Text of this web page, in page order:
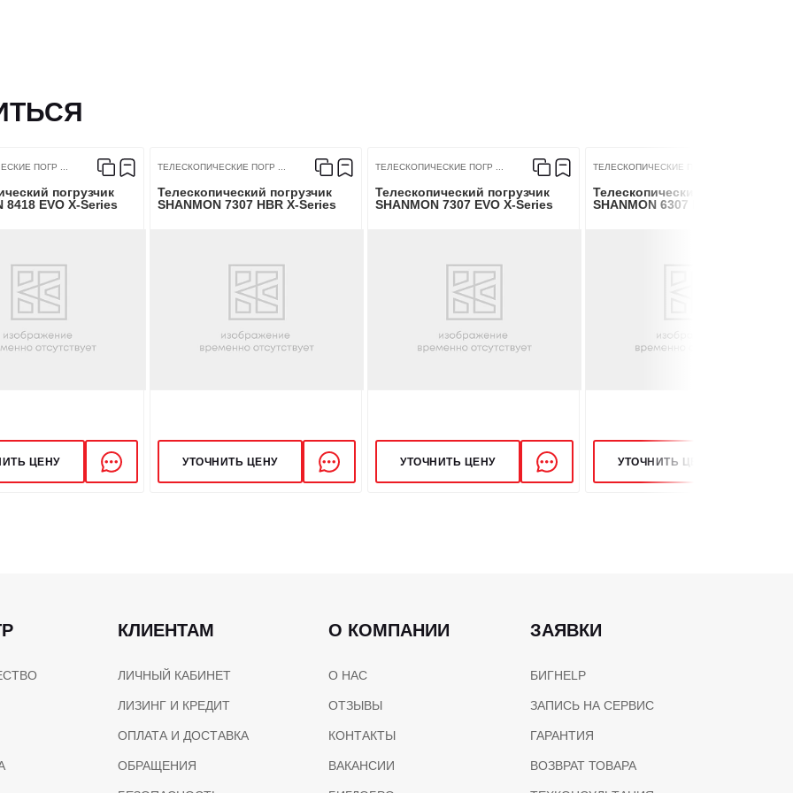
Евро-2
Жидкостное
Быстросъёмное устройство есть
Тип насоса
ПОГР ...
погрузчик
8418 EVO X-Series
ЦЕНУ
ТЕЛЕСКОПИЧЕСКИЕ ПОГР ...
Телескопический погрузчик
SHANMON 7307 HBR X-Series
УТОЧНИТЬ ЦЕНУ
ТЕЛЕСКОПИЧЕСКИЕ ПОГР ...
Телескопический погрузчик
SHANMON 7307 EVO X-Series
УТОЧНИТЬ ЦЕНУ
ТЕЛЕСКОПИЧЕСКИЕ ПОГР ...
Телескопический погрузчик
SHANMON 6307 HBR X-Series
УТОЧНИТЬ ЦЕНУ
КЛИЕНТАМ
ЛИЧНЫЙ КАБИНЕТ
ЛИЗИНГ И КРЕДИТ
ОПЛАТА И ДОСТАВКА
ОБРАЩЕНИЯ
О КОМПАНИИ
О НАС
ОТЗЫВЫ
КОНТАКТЫ
ВАКАНСИИ
ЗАЯВКИ
БИГHELP
ЗАПИСЬ НА СЕРВИС
ГАРАНТИЯ
ВОЗВРАТ ТОВАРА